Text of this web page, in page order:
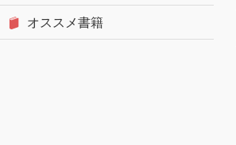
オススメ書籍